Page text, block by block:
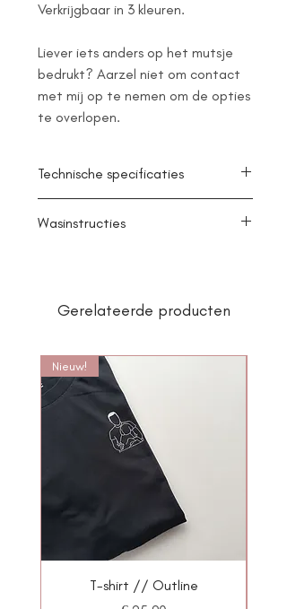
Verkrijgbaar in 3 kleuren.
Liever iets anders op het mutsje
bedrukt? Aarzel niet om contact
met mij op te nemen om de opties
te overlopen.
Technische specificaties
- zachte en elastische stof
Wasinstructies
rechtstreeks op de print
Gerelateerde producten
Nieuw!
T-shirt // Outline